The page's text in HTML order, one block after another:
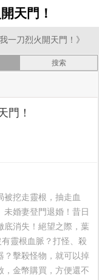
天門！
一刀烈火開天門！》
門！
被挖走靈根，抽走血
婚妻登門退婚！昔日
底消失！絕望之際，葉
靈根血脈？打怪、殺
？擊殺怪物，就可以掉
，金幣購買，方便還不